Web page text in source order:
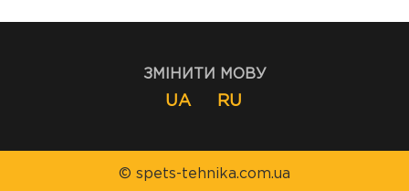
ЗМІНИТИ МОВУ
UA RU
© spets-tehnika.com.ua